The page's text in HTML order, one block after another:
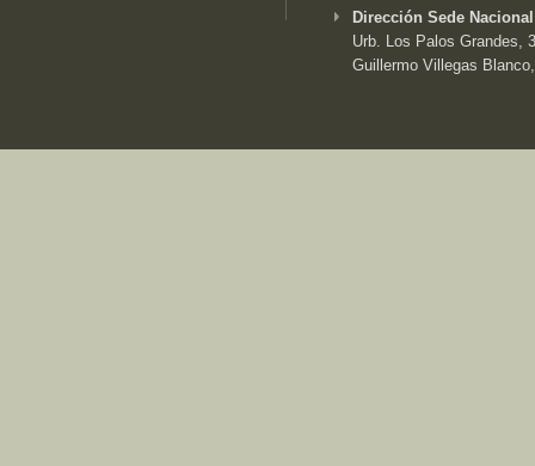
Dirección Sede
Urb. Los Palos Grandes,
Guillermo Villegas